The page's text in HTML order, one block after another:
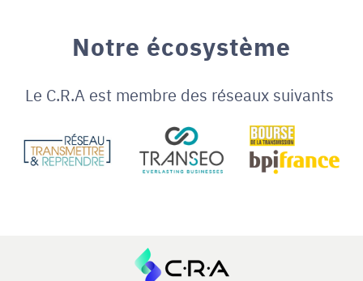
Notre écosystème
Le C.R.A est membre des réseaux suivants